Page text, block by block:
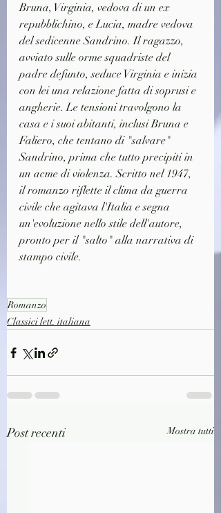
Bruna, Virginia, vedova di un ex
repubblichino, e Lucia, madre vedova
del sedicenne Sandrino. Il ragazzo,
avviato sulle orme squadriste del
padre defunto, seduce Virginia e inizia
con lei una relazione fatta di soprusi e
angherie. Le tensioni travolgono la
casa e i suoi abitanti, inclusi Bruna e
Faliero, che tentano di "salvare"
Sandrino, prima che tutto precipiti in
un acme di violenza. Scritto nel 1947,
il romanzo riflette il clima da guerra
civile che agitava l'Italia e segna
un'evoluzione nello stile dell'autore,
pronto per il "salto" alla narrativa di
stampo civile.
Romanzo
Classici lett. italiana
Post recenti Mostra tutti